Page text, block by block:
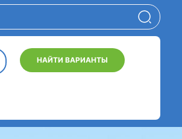
НАЙТИ ВАРИАНТЫ